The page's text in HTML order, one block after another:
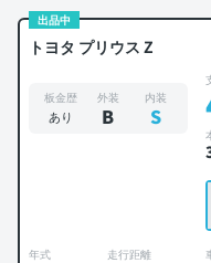
出品中
トヨタ プリウス Z
板金歴
あり
外装
B
内装
S
年式 走行距離